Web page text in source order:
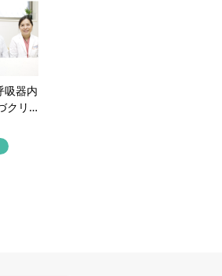
吸器内
クリ